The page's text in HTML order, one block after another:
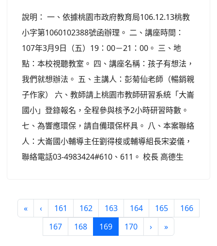
說明： 一、依據桃園市政府教育局106.12.13桃教
小字第1060102388號函辦理。 二、講座時間：
107年3月9日（五）19：00－21：00。 三、地
點：本校視聽教室。 四、講座名稱：孩子有想法，
我們就想辦法。 五、主講人：彭菊仙老師（暢銷親
子作家） 六、教師請上桃園市教師研習系統「大崙
國小」登錄報名，全程參與核予2小時研習時數。
七、為響應環保，請自備環保杯具。 八、本案聯絡
人：大崙國小輔導主任劉得梭或輔導組長宋姿儀，
聯絡電話03-4983424#610、611。 校長 高德生
« ‹ 161 162 163 164 165
166
167
168 169(current)
170 › »